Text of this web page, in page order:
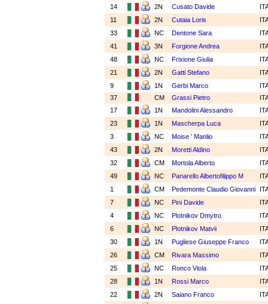
14
2N Cusato Davide
11
2N Cutaia Loris
33
NC Dentone Sara
41
3N Forgione Andrea
48
NC Frixione Giulia
21
2N Gatti Stefano
9
1N Gerbi Marco
37
CM Grassi Pietro
17
1N Mandolini Alessandro
23
1N Mascherpa Luca
3
NC Moise ' Manlio
43
2N Moretti Aldino
32
CM Mortola Alberto
49
NC Panarello Albertofilippo M
1
CM Pedemonte Claudio Giovanni
7
NC Pini Davide
4
NC Plotnikov Dmytro
6
NC Plotnikov Matvii
30
1N Pugliese Giuseppe Franco
26
CM Rivara Massimo
25
NC Ronco Viola
28
1N Rossi Marco
22
2N Saiano Franco